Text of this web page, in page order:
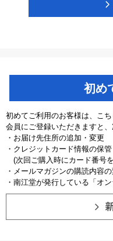
初め
初めてご利用のお客様は、こ
会員にご登録いただきますと
・お届け先住所の追加・変更
・クレジットカード情報の保管
(次回ご購入時にカード番号
・メールマガジンの購読内容
・南江堂が発行している「オ